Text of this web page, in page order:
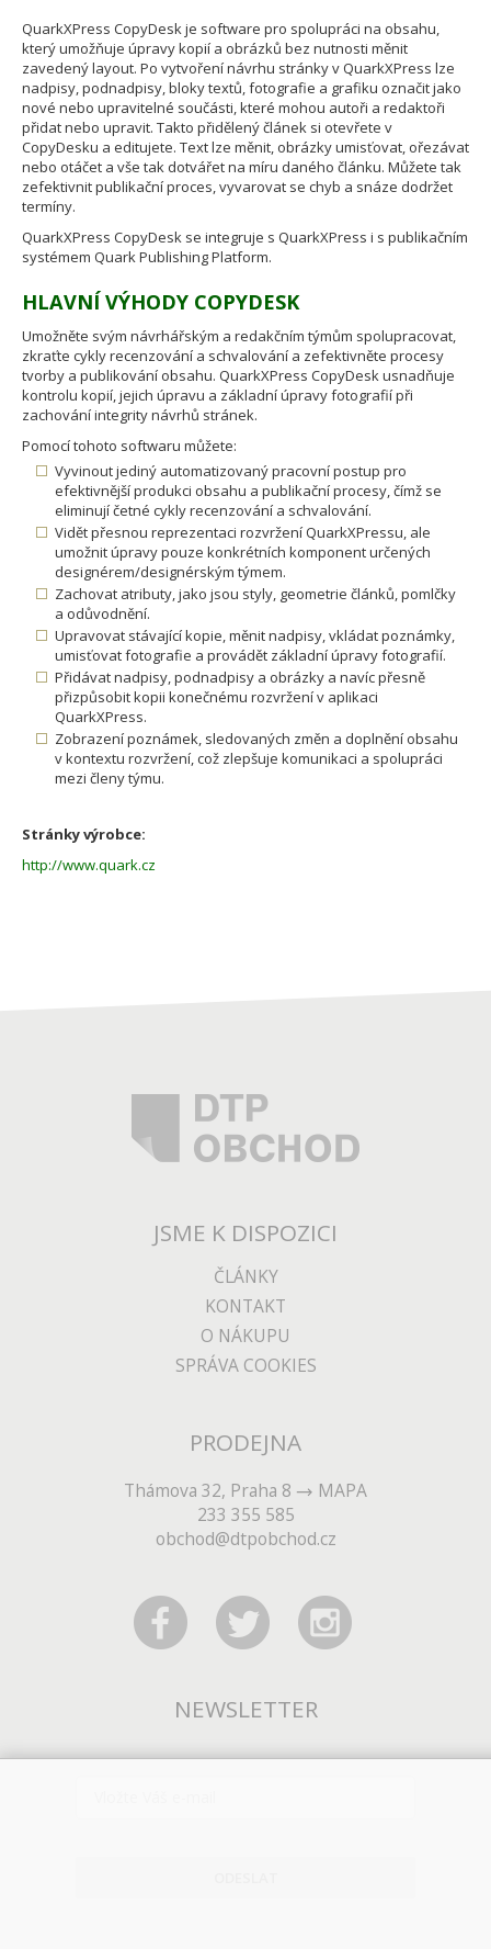
QuarkXPress CopyDesk je software pro spolupráci na obsahu,
který umožňuje úpravy kopií a obrázků bez nutnosti měnit
zavedený layout. Po vytvoření návrhu stránky v QuarkXPress lze
nadpisy, podnadpisy, bloky textů, fotografie a grafiku označit jako
nové nebo upravitelné součásti, které mohou autoři a redaktoři
přidat nebo upravit. Takto přidělený článek si otevřete v
CopyDesku a editujete. Text lze měnit, obrázky umisťovat, ořezávat
nebo otáčet a vše tak dotvářet na míru daného článku. Můžete tak
zefektivnit publikační proces, vyvarovat se chyb a snáze dodržet
termíny.
QuarkXPress CopyDesk se integruje s QuarkXPress i s publikačním
systémem Quark Publishing Platform.
HLAVNÍ VÝHODY COPYDESK
Umožněte svým návrhářským a redakčním týmům spolupracovat,
zkraťte cykly recenzování a schvalování a zefektivněte procesy
tvorby a publikování obsahu. QuarkXPress CopyDesk usnadňuje
kontrolu kopií, jejich úpravu a základní úpravy fotografií při
zachování integrity návrhů stránek.
Pomocí tohoto softwaru můžete:
Vyvinout jediný automatizovaný pracovní postup pro
efektivnější produkci obsahu a publikační procesy, čímž se
eliminují četné cykly recenzování a schvalování.
Vidět přesnou reprezentaci rozvržení QuarkXPressu, ale
umožnit úpravy pouze konkrétních komponent určených
designérem/designérským týmem.
Zachovat atributy, jako jsou styly, geometrie článků, pomlčky
a odůvodnění.
Upravovat stávající kopie, měnit nadpisy, vkládat poznámky,
umisťovat fotografie a provádět základní úpravy fotografií.
Přidávat nadpisy, podnadpisy a obrázky a navíc přesně
přizpůsobit kopii konečnému rozvržení v aplikaci
QuarkXPress.
Zobrazení poznámek, sledovaných změn a doplnění obsahu
v kontextu rozvržení, což zlepšuje komunikaci a spolupráci
mezi členy týmu.
Stránky výrobce:
http://www.quark.cz
JSME K DISPOZICI
ČLÁNKY
KONTAKT
O NÁKUPU
SPRÁVA COOKIES
PRODEJNA
Thámova 32, Praha 8
MAPA
233 355 585
obchod@dtpobchod.cz
NEWSLETTER